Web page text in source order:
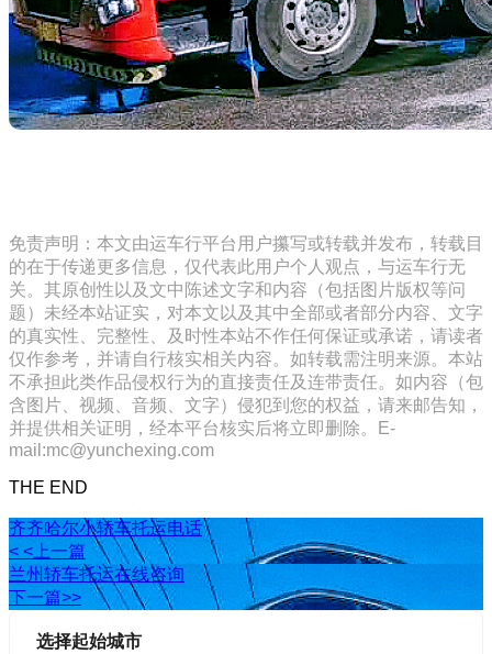
免责声明：本文由运车行平台用户攥写或转载并发布，转载目
的在于传递更多信息，仅代表此用户个人观点，与运车行无
关。其原创性以及文中陈述文字和内容（包括图片版权等问
题）未经本站证实，对本文以及其中全部或者部分内容、文字
的真实性、完整性、及时性本站不作任何保证或承诺，请读者
仅作参考，并请自行核实相关内容。如转载需注明来源。本站
不承担此类作品侵权行为的直接责任及连带责任。如内容（包
含图片、视频、音频、文字）侵犯到您的权益，请来邮告知，
并提供相关证明，经本平台核实后将立即删除。E-
mail:mc@yunchexing.com
THE END
齐齐哈尔小轿车托运电话
< <上一篇
兰州轿车托运在线咨询
下一篇>>
选择起始城市